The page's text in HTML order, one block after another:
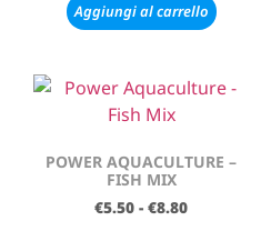
Aggiungi al carrello
POWER AQUACULTURE –
FISH MIX
€5.50 - €8.80